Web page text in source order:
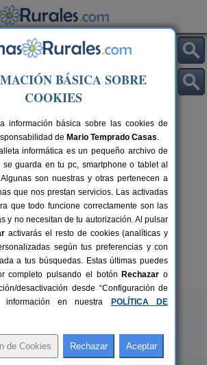
cerca de Valdepinillos
2-8 pers.
desde27 €
Rural La Corneja
Del Cerro (Guadalajara)
BÁSICA SOBRE
COOKIES
información básica sobre las cookies de
de Mario Temprado Casas.
informática es un pequeño archivo de
se guarda en tu pc, smartphone o tablet al
son nuestras y otras pertenecen a
que nos prestan servicios. Las activadas
que todo funcione correctamente son las
y no necesitan de tu autorización. Al pulsar
activarás el resto de cookies (analíticas y
según tus preferencias y con
a tus búsquedas. Estas últimas puedes
completo pulsando el botón Rechazar o
desactivación desde “Configuración de
información en nuestra
POLÍTICA DE